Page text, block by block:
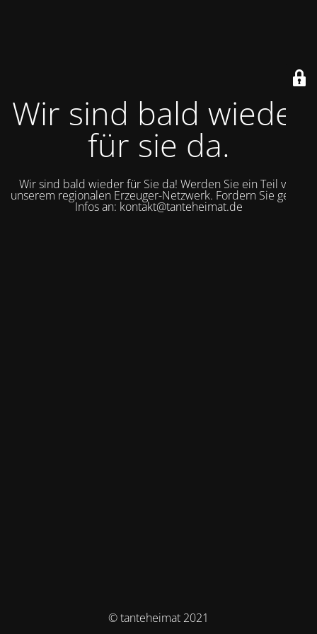
Wir sind bald wieder
für sie da.
Wir sind bald wieder für Sie da! Werden Sie ein Teil von
unserem regionalen Erzeuger-Netzwerk. Fordern Sie gerne
Infos an: kontakt@tanteheimat.de
© tanteheimat 2021